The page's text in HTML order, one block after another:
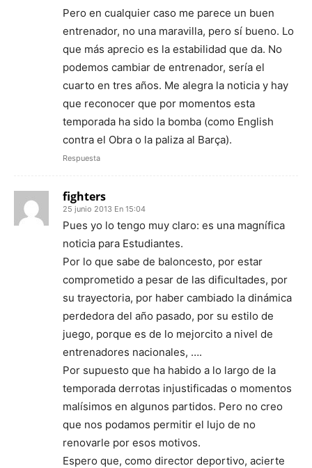
Pero en cualquier caso me parece un buen
entrenador, no una maravilla, pero sí bueno. Lo
que más aprecio es la estabilidad que da. No
podemos cambiar de entrenador, sería el
cuarto en tres años. Me alegra la noticia y hay
que reconocer que por momentos esta
temporada ha sido la bomba (como English
contra el Obra o la paliza al Barça).
Respuesta
fighters
25 junio 2013 En 15:04
Pues yo lo tengo muy claro: es una magnífica
noticia para Estudiantes.
Por lo que sabe de baloncesto, por estar
comprometido a pesar de las dificultades, por
su trayectoria, por haber cambiado la dinámica
perdedora del año pasado, por su estilo de
juego, porque es de lo mejorcito a nivel de
entrenadores nacionales, ….
Por supuesto que ha habido a lo largo de la
temporada derrotas injustificadas o momentos
malísimos en algunos partidos. Pero no creo
que nos podamos permitir el lujo de no
renovarle por esos motivos.
Espero que, como director deportivo, acierte